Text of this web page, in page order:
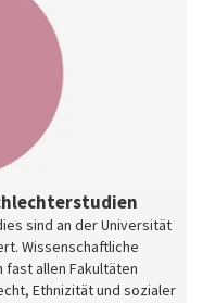
sind an der Universität
Wissenschaftliche
allen Fakultäten
Ethnizität und sozialer